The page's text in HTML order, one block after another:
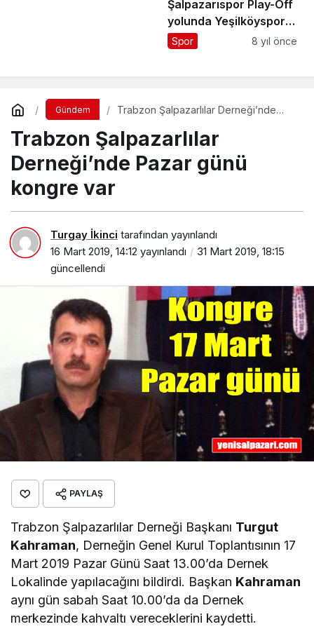
Şalpazarıspor Play-Off
yolunda Yeşilköyspor’u
2-0 mağlup etti
Spor 8 yıl önce
Gündem
Trabzon Şalpazarlılar Derneği’nde
Trabzon Şalpazarlılar
Derneği’nde Pazar günü
kongre var
Turgay İkinci tarafından yayınlandı
16 Mart 2019, 14:12 yayınlandı
31 Mart 2019, 18:15
güncellendi
PAYLAŞ
Trabzon Şalpazarlılar Derneği Başkanı Turgut
Kahraman, Derneğin Genel Kurul Toplantısının 17
Mart 2019 Pazar Günü Saat 13.00’da Dernek
Lokalinde yapılacağını bildirdi. Başkan Kahraman
aynı gün sabah Saat 10.00’da da Dernek
merkezinde kahvaltı vereceklerini kaydetti.